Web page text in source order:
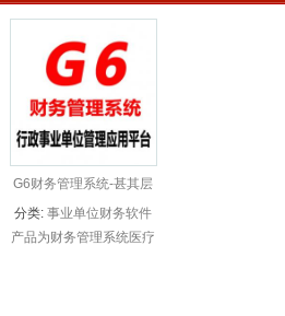
G6财务管理系统-甚其层
医疗卫生机构专版
分类: 事业单位财务软件
产品为财务管理系统医疗